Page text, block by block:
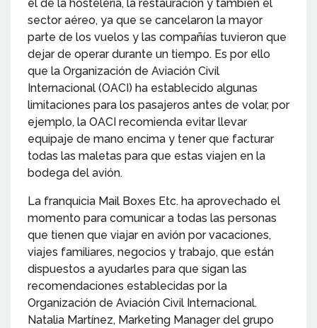
el de la hostelería, la restauración y también el
sector aéreo, ya que se cancelaron la mayor
parte de los vuelos y las compañías tuvieron que
dejar de operar durante un tiempo. Es por ello
que la Organización de Aviación Civil
Internacional (OACI) ha establecido algunas
limitaciones para los pasajeros antes de volar, por
ejemplo, la OACI recomienda evitar llevar
equipaje de mano encima y tener que facturar
todas las maletas para que estas viajen en la
bodega del avión.
La franquicia Mail Boxes Etc. ha aprovechado el
momento para comunicar a todas las personas
que tienen que viajar en avión por vacaciones,
viajes familiares, negocios y trabajo, que están
dispuestos a ayudarles para que sigan las
recomendaciones establecidas por la
Organización de Aviación Civil Internacional.
Natalia Martínez, Marketing Manager del grupo